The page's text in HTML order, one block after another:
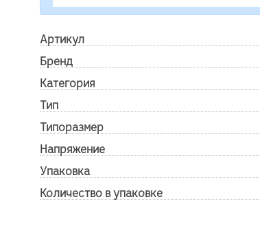
Артикул
Бренд
Категория
Тип
Типоразмер
Напряжение
Упаковка
Количество в упаковке